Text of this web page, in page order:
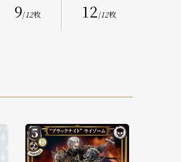
9/ 12枚 12/12枚